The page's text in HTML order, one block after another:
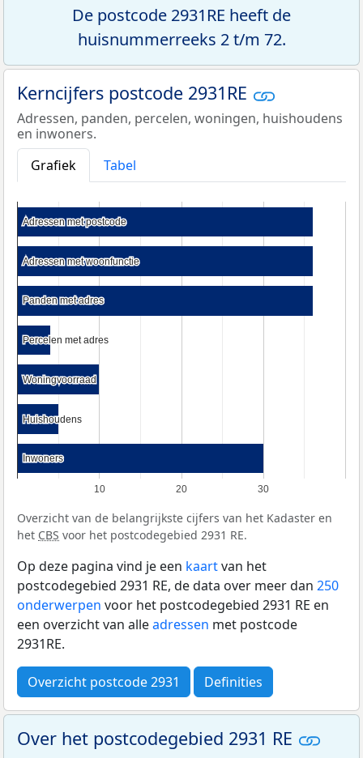
De postcode 2931RE heeft de
huisnummerreeks 2 t/m 72.
Kerncijfers postcode 2931RE
Adressen, panden, percelen, woningen, huishoudens
en inwoners.
Grafiek
Tabel
10 20 30
Adressen met postcode
Adressen met postcode
Adressen met woonfunctie
Adressen met woonfunctie
Panden met adres
Panden met adres
Percelen met adres
Percelen met adres
Woningvoorraad
Woningvoorraad
Huishoudens
Huishoudens
Inwoners
Inwoners
Overzicht van de belangrijkste cijfers van het Kadaster en
het CBS voor het postcodegebied 2931 RE.
Op deze pagina vind je een kaartvan het
postcodegebied 2931 RE, de data over meer dan 250
onderwerpen voor het postcodegebied 2931 RE en
een overzicht van alleadressen met postcode
2931RE.
Overzicht postcode 2931 Definities
Over het postcodegebied 2931 RE